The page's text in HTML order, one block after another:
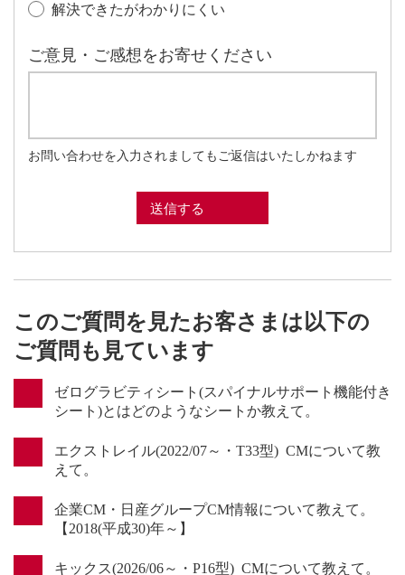
解決できたがわかりにくい
ご意見・ご感想をお寄せください
お問い合わせを入力されましてもご返信はいたしかねます
このご質問を見たお客さまは以下の
ご質問も見ています
ゼログラビティシート(スパイナルサポート機能付き
シート)とはどのようなシートか教えて。
エクストレイル(2022/07～・T33型) CMについて教
えて。
企業CM・日産グループCM情報について教えて。
【2018(平成30)年～】
キックス(2026/06～・P16型) CMについて教えて。